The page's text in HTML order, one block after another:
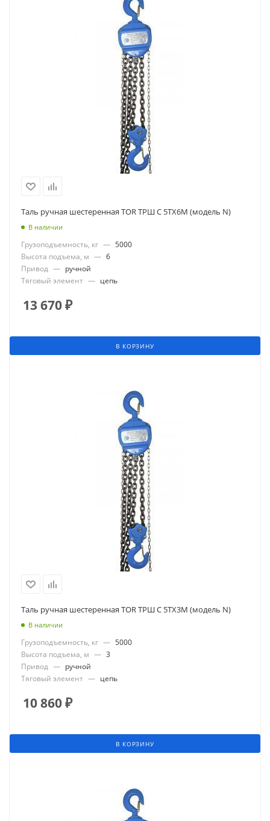
Таль ручная шестеренная TOR ТРШ C 5ТХ6M (модель N)
В наличии
Грузоподъемность, кг — 5000
Высота подъема, м — 6
Привод — ручной
Тяговый элемент — цепь
13 670₽
В КОРЗИНУ
Таль ручная шестеренная TOR ТРШ C 5ТХ3М (модель N)
В наличии
Грузоподъемность, кг — 5000
Высота подъема, м — 3
Привод — ручной
Тяговый элемент — цепь
10 860₽
В КОРЗИНУ